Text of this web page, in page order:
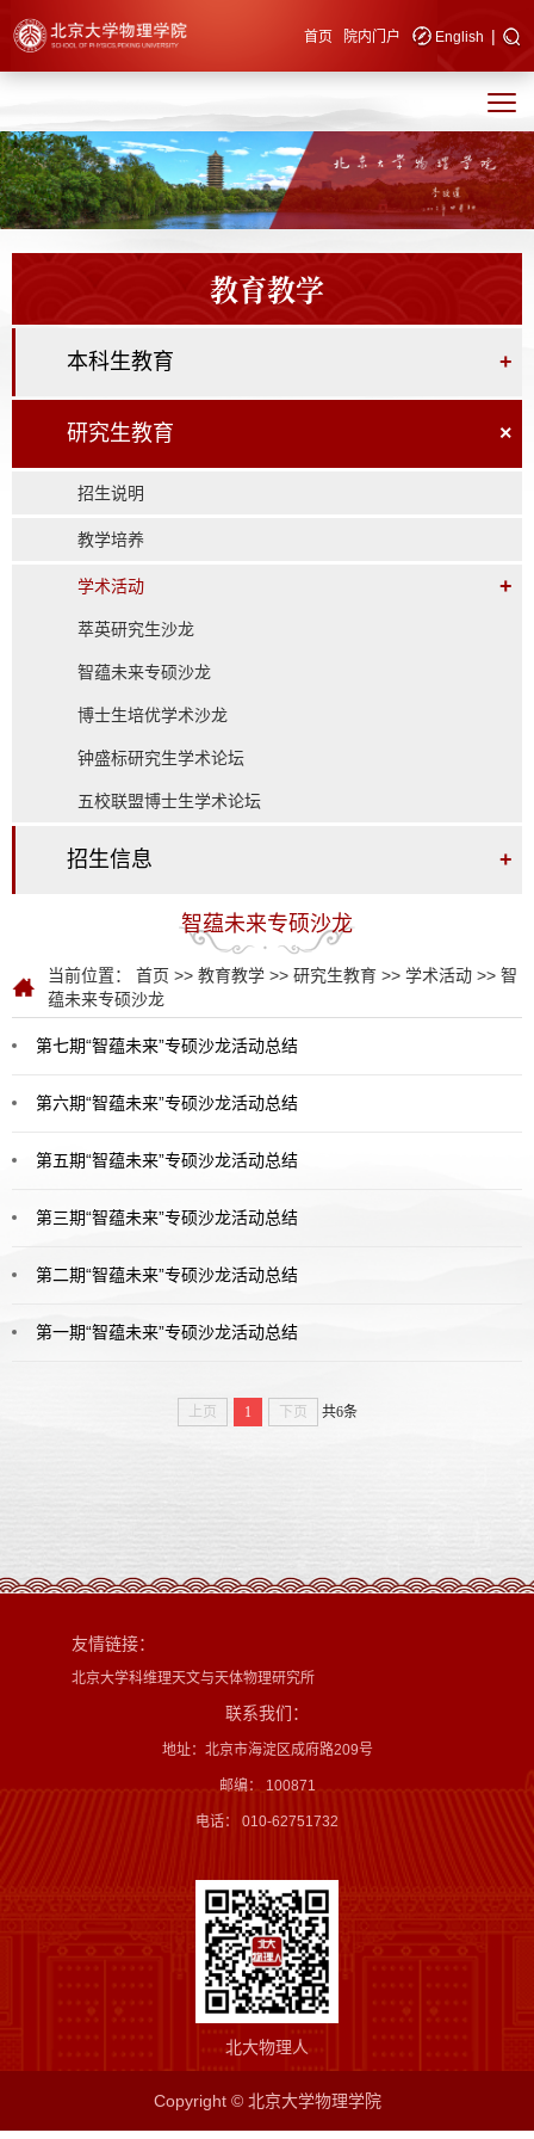
快速导航 首页 院内门户 English |
教育教学
本科生教育 +
研究生教育 ×
招生说明
教学培养
学术活动 +
萃英研究生沙龙
智蕴未来专硕沙龙
博士生培优学术沙龙
钟盛标研究生学术论坛
五校联盟博士生学术论坛
招生信息 +
智蕴未来专硕沙龙
当前位置： 首页 >> 教育教学 >> 研究生教育 >> 学术活动 >> 智
蕴未来专硕沙龙
第七期“智蕴未来”专硕沙龙活动总结
第六期“智蕴未来”专硕沙龙活动总结
第五期“智蕴未来”专硕沙龙活动总结
第三期“智蕴未来”专硕沙龙活动总结
第二期“智蕴未来”专硕沙龙活动总结
第一期“智蕴未来”专硕沙龙活动总结
上页 1 下页 共6条
友情链接：
北京大学科维理天文与天体物理研究所
联系我们：
地址：北京市海淀区成府路209号
邮编： 100871
电话： 010-62751732
北大物理人
Copyright © 北京大学物理学院